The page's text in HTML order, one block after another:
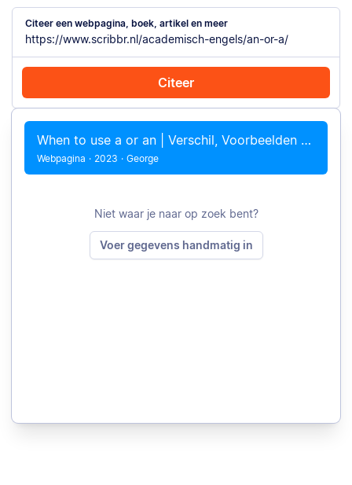
Citeer een webpagina, boek, artikel en meer
Citeer
Citeer met Chrome Citeer handmatig
When to use a or an | Verschil, Voorbeelden &#038; Quiz
Webpagina · 2023 · George
Niet waar je naar op zoek bent?
Voer gegevens handmatig in